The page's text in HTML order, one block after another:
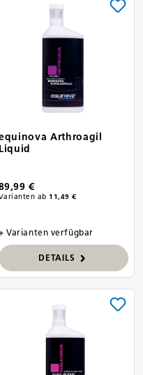
Arthroagil
Liquid
€
ab 11,49 €
Varianten verfügbar
DETAILS